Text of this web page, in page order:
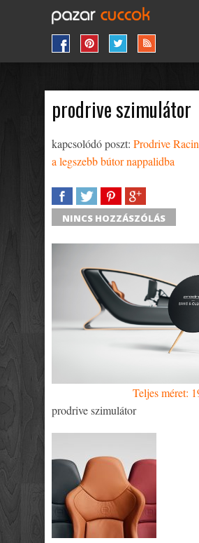
prodrive szimulátor
kapcsolódó poszt: Prodrive
a legszebb bútor nappalidba
SHARETWEETSHARESHARE
NINCS HOZZÁSZÓLÁS
Teljes méret:
prodrive szimulátor